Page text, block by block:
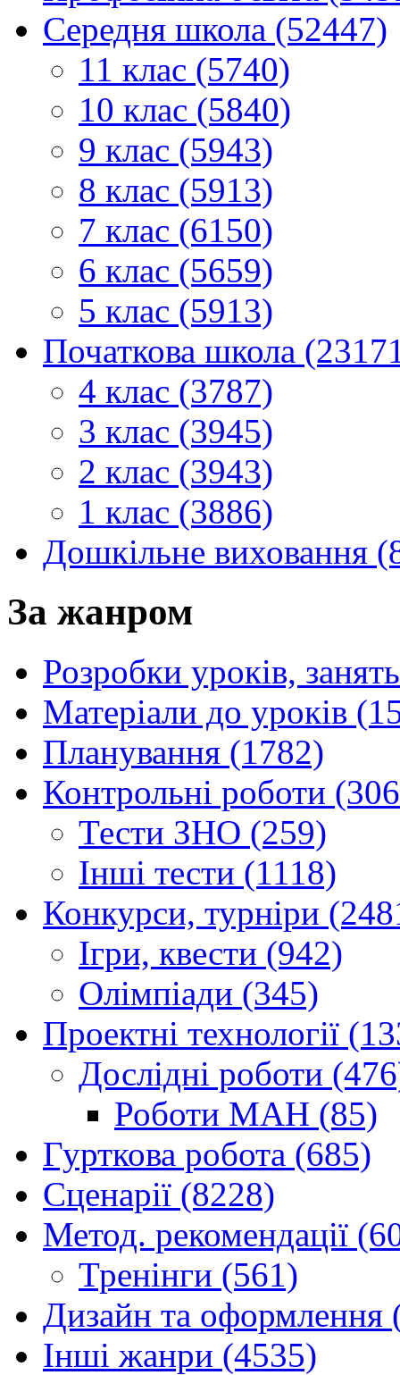
Середня школа (52447)
11 клас (5740)
10 клас (5840)
9 клас (5943)
8 клас (5913)
7 клас (6150)
6 клас (5659)
5 клас (5913)
Початкова школа
4 клас (3787)
3 клас (3945)
2 клас (3943)
1 клас (3886)
Дошкільне виховання
За жанром
Розробки уроків,
Матеріали до уроків
Планування (1782)
Контрольні роботи
Тести ЗНО (259)
Інші тести (1118)
Конкурси, турніри
Ігри, квести (942)
Олімпіади (345)
Проектні технології
Дослідні роботи
Роботи МАН (85)
Гурткова робота (685)
Сценарії (8228)
Метод. рекомендації
Тренінги (561)
Дизайн та оформлення
Інші жанри (4535)